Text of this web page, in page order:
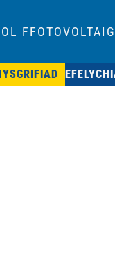
FFOTOVOLTAIG